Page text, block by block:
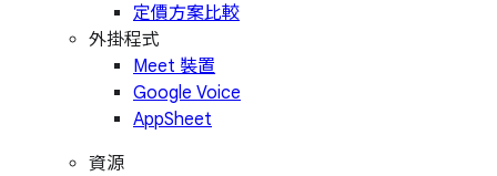
定價方案比較
外掛程式
Meet 裝置
Google Voice
AppSheet
資源